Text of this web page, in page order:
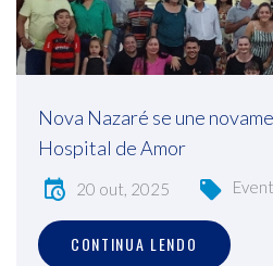
Nova Nazaré se une
Hospital de Amor
20 out, 2025
CONTINUA LENDO